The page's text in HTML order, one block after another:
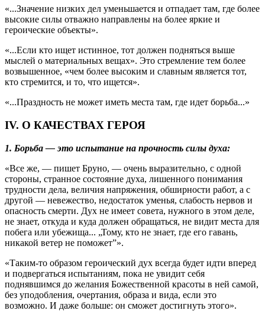
«...Значение низких дел уменьшается и отпадает там, где более
высокие силы отважно направлены на более яркие и
героические объекты».
«...Если кто ищет истинное, тот должен подняться выше
мыслей о материальных вещах». Это стремление тем более
возвышенное, «чем более высоким и славным является тот,
кто стремится, и то, что ищется».
«...Праздность не может иметь места там, где идет борьба...»
IV. О КАЧЕСТВАХ ГЕРОЯ
1. Борьба — это испытание на прочность силы духа:
«Все же, — пишет Бруно, — очень выразительно, с одной
стороны, странное состояние духа, лишенного понимания
трудности дела, величия напряжения, обширности работ, а с
другой — невежество, недостаток уменья, слабость нервов и
опасность смерти. Дух не имеет совета, нужного в этом деле,
не знает, откуда и куда должен обращаться, не видит места для
побега или убежища... „Тому, кто не знает, где его гавань,
никакой ветер не поможет”».
«Таким-то образом героический дух всегда будет идти вперед
и подвергаться испытаниям, пока не увидит себя
поднявшимся до желания Божественной красоты в ней самой,
без уподобления, очертания, образа и вида, если это
возможно. И даже больше: он сможет достигнуть этого».